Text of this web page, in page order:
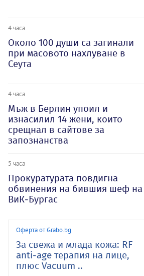
4 часа
Около 100 души са загинали
при масовото нахлуване в
Сеута
4 часа
Мъж в Берлин упоил и
изнасилил 14 жени, които
срещнал в сайтове за
запознанства
5 часа
Прокуратурата повдигна
обвинения на бившия шеф на
ВиК-Бургас
Оферта от Grabo.bg
За свежа и млада кожа: RF
anti-age терапия на лице,
плюс Vacuum ..